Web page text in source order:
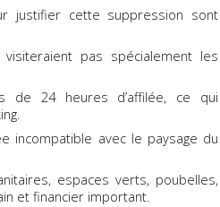
justifier cette suppression sont
visiteraient pas spécialement les
de 24 heures d’affilée, ce qui
incompatible avec le paysage du
espaces verts, poubelles,
et financier important.